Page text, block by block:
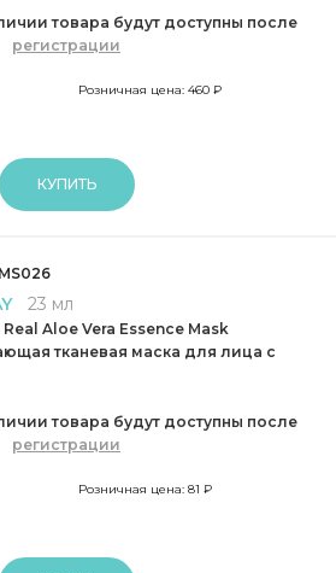
товара будут доступны после
регистрации
Розничная цена: 460 ₽
КУПИТЬ
23 мл
Real Aloe Vera Essence Mask
тканевая маска для лица с
товара будут доступны после
регистрации
Розничная цена: 81 ₽